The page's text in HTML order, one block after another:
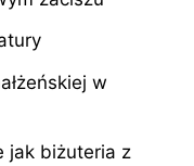
w
jak biżuteria z